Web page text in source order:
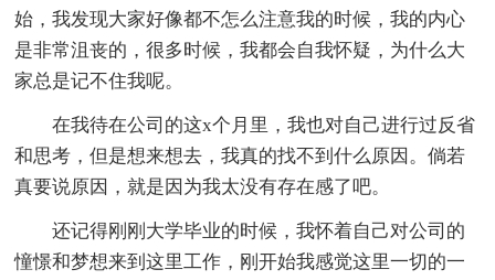
始，我发现大家好像都不怎么注意我的时候，我的内心
是非常沮丧的，很多时候，我都会自我怀疑，为什么大
家总是记不住我呢。
在我待在公司的这x个月里，我也对自己进行过反省
和思考，但是想来想去，我真的找不到什么原因。倘若
真要说原因，就是因为我太没有存在感了吧。
还记得刚刚大学毕业的时候，我怀着自己对公司的
憧憬和梦想来到这里工作，刚开始我感觉这里一切的一